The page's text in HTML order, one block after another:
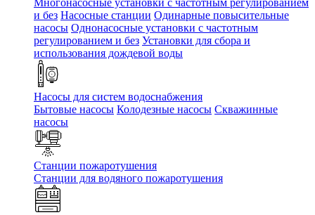
Многонасосные установки с частотным регулированием
и без Насосные станции Одинарные повысительные
насосы Однонасосные установки с частотным
регулированием и без Установки для сбора и
использования дождевой воды
Насосы для систем водоснабжения
Бытовые насосы Колодезные насосы Скважинные
насосы
Станции пожаротушения
Станции для водяного пожаротушения